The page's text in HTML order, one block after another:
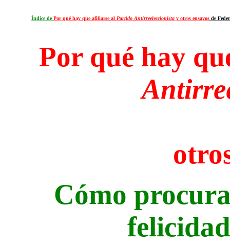
Índice dePor qué hay que afiliarse al Partido Antirreeleccionista y otros ensayos de
Por qué hay
Cómo